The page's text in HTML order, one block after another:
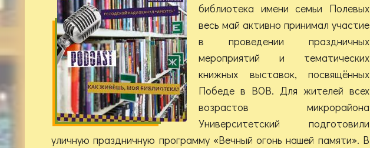
библиотека имени семьи Полевых
весь май активно принимал участие
в проведении праздничных
мероприятий и тематических
книжных выставок, посвящённых
Победе в ВОВ. Для жителей всех
возрастов микрорайона
Университетский подготовили
уличную праздничную программу «Вечный огонь нашей памяти». В